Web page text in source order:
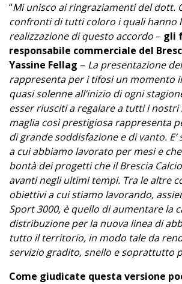
“Mi unisco ai ringraziamenti del dott.
confronti di tutti coloro i quali hanno
realizzazione di questo accordo – gli
responsabile commerciale del
Yassine Fellag – La presentazione
rappresenta per i tifosi un momento
quasi solenne all’inizio di ogni
esser riusciti a regalare a tutti i
maglia così prestigiosa rappresenta
di grande soddisfazione e di vanto.
a cui abbiamo lavorato per mesi e
bontà dei progetti che il Brescia
avanti negli ultimi tempi. Tra le altre
obiettivi a cui stiamo lavorando,
Sport 3000, è quello di aumentare la
distribuzione per la nuova linea di
tutto il territorio, in modo tale da
servizio gradito, snello e soprattutto
Come giudicate questa versione